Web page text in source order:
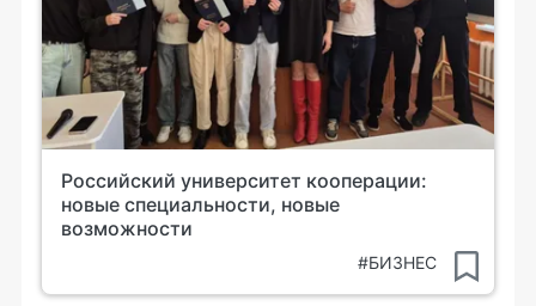
Российский университет кооперации:
новые специальности, новые
возможности
#БИЗНЕС